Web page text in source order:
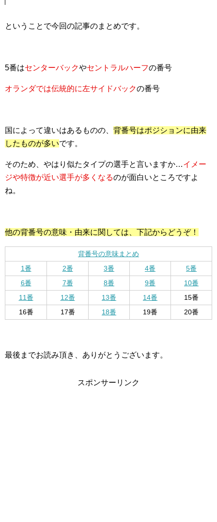
ということで今回の記事のまとめです。
5番はセンターバックやセントラルハーフの番号
オランダでは伝統的に左サイドバックの番号
国によって違いはあるものの、 背番号はポジションに由来
したものが多いです。
そのため、やはり似たタイプの選手と言いますか…イメー
ジや特徴が近い選手が多くなるのが面白いところですよ
ね。
他の背番号の意味・由来に関しては、下記からどうぞ！
背番号の意味まとめ
1番
2番 3番 4番
5番
6番
7番 8番 9番
10番
11番
12番 13番 14番
15番
16番
17番 18番 19番 20番
最後までお読み頂き、ありがとうございます。
スポンサーリンク